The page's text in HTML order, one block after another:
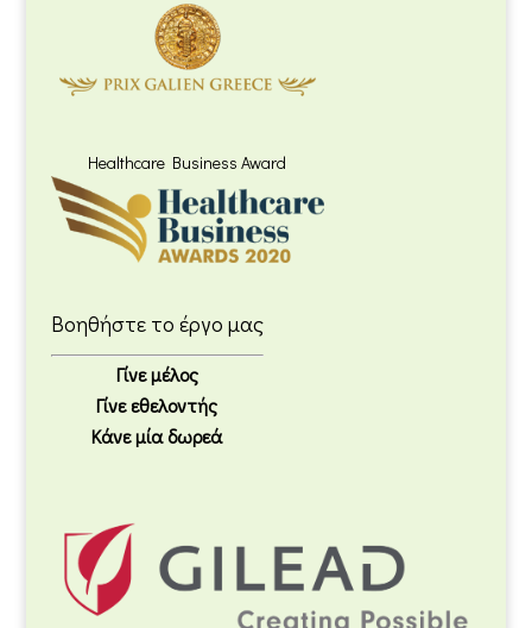
Healthcare Business Award
Βοηθήστε το έργο μας
Γίνε μέλος
Γίνε εθελοντής
Κάνε μία δωρεά